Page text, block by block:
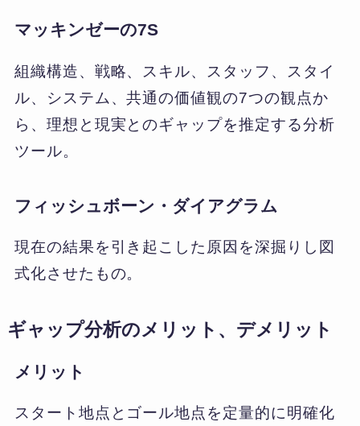
マッキンゼーの7S
組織構造、戦略、スキル、スタッフ、スタイ
ル、システム、共通の価値観の7つの観点か
ら、理想と現実とのギャップを推定する分析
ツール。
フィッシュボーン・ダイアグラム
現在の結果を引き起こした原因を深掘りし図
式化させたもの。
ギャップ分析のメリット、デメリット
メリット
スタート地点とゴール地点を定量的に明確化